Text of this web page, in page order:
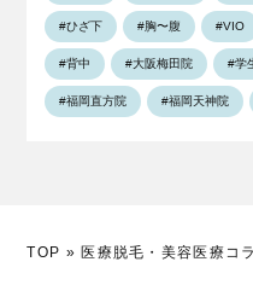
#ひざ下 #胸〜腹 #VIO
#背中 #大阪梅田院 #学
#福岡直方院 #福岡天神院
TOP »医療脱毛・美容医療コ